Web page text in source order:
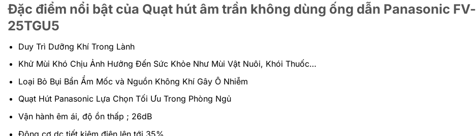
Đặc điểm nổi bật của Quạt hút âm trần không dùng ống dẫn Panasonic FV-
25TGU5
Duy Trì Dưỡng Khí Trong Lành
Khử Mùi Khó Chịu Ảnh Hưởng Đến Sức Khỏe Như Mùi Vật Nuôi, Khói Thuốc…
Loại Bỏ Bụi Bẩn Ẩm Mốc và Nguồn Không Khí Gây Ô Nhiễm
Quạt Hút Panasonic Lựa Chọn Tối Ưu Trong Phòng Ngủ
Vận hành êm ái, độ ồn thấp ; 26dB
Động cơ dc tiết kiệm điện lên tới 35%